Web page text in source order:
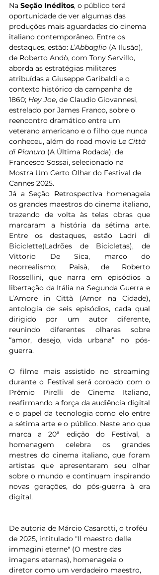
Na Seção Inéditos, o público terá
oportunidade de ver algumas das
produções mais aguardadas do cinema
italiano contemporâneo. Entre os
destaques, estão: L’Abbaglio (A Ilusão),
de Roberto Andò, com Tony Servillo,
aborda as estratégias militares
atribuídas a Giuseppe Garibaldi e o
contexto histórico da campanha de
1860; Hey Joe, de Claudio Giovannesi,
estrelado por James Franco, sobre o
reencontro dramático entre um
veterano americano e o filho que nunca
conheceu, além do road movie Le Città
di Pianura (A Última Rodada), de
Francesco Sossai, selecionado na
Mostra Um Certo Olhar do Festival de
Cannes 2025.
Já a Seção Retrospectiva homenageia
os grandes maestros do cinema italiano,
trazendo de volta às telas obras que
marcaram a história da sétima arte.
Entre os destaques, estão Ladri di
Biciclette(Ladrões de Bicicletas), de
Vittorio De Sica, marco do
neorrealismo; Paisà, de Roberto
Rossellini, que narra em episódios a
libertação da Itália na Segunda Guerra e
L’Amore in Città (Amor na Cidade),
antologia de seis episódios, cada qual
dirigido por um autor diferente,
reunindo diferentes olhares sobre
“amor, desejo, vida urbana” no pós-
guerra.
O filme mais assistido no streaming
durante o Festival será coroado com o
Prêmio Pirelli de Cinema Italiano,
reafirmando a força da audiência digital
e o papel da tecnologia como elo entre
a sétima arte e o público. Neste ano que
marca a 20ª edição do Festival, a
homenagem celebra os grandes
mestres do cinema italiano, que foram
artistas que apresentaram seu olhar
sobre o mundo e continuam inspirando
novas gerações, do pós-guerra à era
digital.
De autoria de Márcio Casarotti, o troféu
de 2025, intitulado "Il maestro delle
immagini eterne" (O mestre das
imagens eternas), homenageia o
diretor como um verdadeiro maestro,